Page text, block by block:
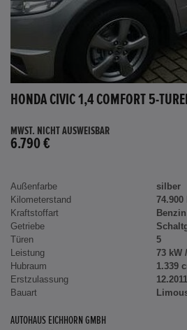
HONDA CIVIC 1,4 COMFORT 5-
MWST. NICHT AUSWEISBAR
6.790 €
Außenfarbe
silber
Kilometerstand
74.900
Kraftstoffart
Benzin
Getriebe
Türen
5
Leistung
73 kW
Hubraum
1.339
Erstzulassung
12.2011
Bauart
AUTOHAUS EICHHORN GMBH